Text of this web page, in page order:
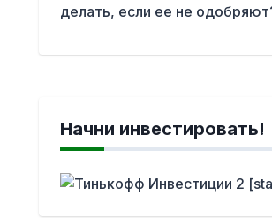
делать, если ее не
Начни инвестировать!